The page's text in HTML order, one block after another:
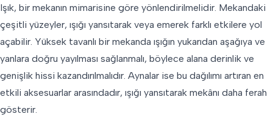
Işık, bir mekanın mimarisine göre yönlendirilmelidir. Mekandaki
çeşitli yüzeyler, ışığı yansıtarak veya emerek farklı etkilere yol
açabilir. Yüksek tavanlı bir mekanda ışığın yukarıdan aşağıya ve
yanlara doğru yayılması sağlanmalı, böylece alana derinlik ve
genişlik hissi kazandırılmalıdır. Aynalar ise bu dağılımı artıran en
etkili aksesuarlar arasındadır, ışığı yansıtarak mekânı daha ferah
gösterir.